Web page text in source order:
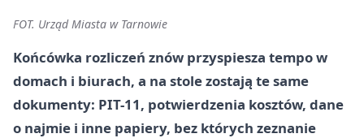
FOT. Urząd Miasta w Tarnowie
Końcówka rozliczeń znów przyspiesza tempo w
domach i biurach, a na stole zostają te same
dokumenty: PIT-11, potwierdzenia kosztów, dane
o najmie i inne papiery, bez których zeznanie